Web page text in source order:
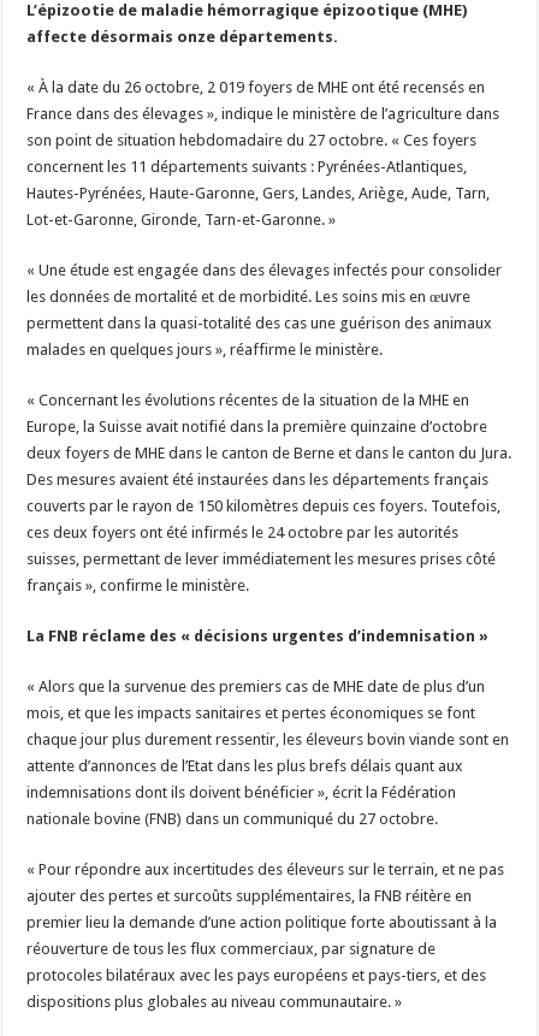
Un été fructueux pour Lactalis
L’épizootie de maladie hémorragique épizootique (MHE)
affecte désormais onze départements.
« À la date du 26 octobre, 2 019 foyers de MHE ont été recensés en
France dans des élevages », indique le ministère de l’agriculture dans
son point de situation hebdomadaire du 27 octobre. « Ces foyers
concernent les 11 départements suivants : Pyrénées-Atlantiques,
Hautes-Pyrénées, Haute-Garonne, Gers, Landes, Ariège, Aude, Tarn,
Lot-et-Garonne, Gironde, Tarn-et-Garonne. »
« Une étude est engagée dans des élevages infectés pour consolider
les données de mortalité et de morbidité. Les soins mis en œuvre
permettent dans la quasi-totalité des cas une guérison des animaux
malades en quelques jours », réaffirme le ministère.
« Concernant les évolutions récentes de la situation de la MHE en
Europe, la Suisse avait notifié dans la première quinzaine d’octobre
deux foyers de MHE dans le canton de Berne et dans le canton du Jura.
Des mesures avaient été instaurées dans les départements français
couverts par le rayon de 150 kilomètres depuis ces foyers. Toutefois,
ces deux foyers ont été infirmés le 24 octobre par les autorités
suisses, permettant de lever immédiatement les mesures prises côté
français », confirme le ministère.
La FNB réclame des « décisions urgentes d’indemnisation »
« Alors que la survenue des premiers cas de MHE date de plus d’un
mois, et que les impacts sanitaires et pertes économiques se font
chaque jour plus durement ressentir, les éleveurs bovin viande sont en
attente d’annonces de l’Etat dans les plus brefs délais quant aux
indemnisations dont ils doivent bénéficier », écrit la Fédération
nationale bovine (FNB) dans un communiqué du 27 octobre.
« Pour répondre aux incertitudes des éleveurs sur le terrain, et ne pas
ajouter des pertes et surcoûts supplémentaires, la FNB réitère en
premier lieu la demande d’une action politique forte aboutissant à la
réouverture de tous les flux commerciaux, par signature de
protocoles bilatéraux avec les pays européens et pays-tiers, et des
dispositions plus globales au niveau communautaire. »